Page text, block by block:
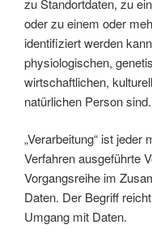
oder zu einem oder
identifiziert werden
physiologischen,
wirtschaftlichen,
natürlichen Person sind.
„Verarbeitung“ ist
Verfahren ausgeführte
Vorgangsreihe im
Daten. Der Begriff
Umgang mit Daten.